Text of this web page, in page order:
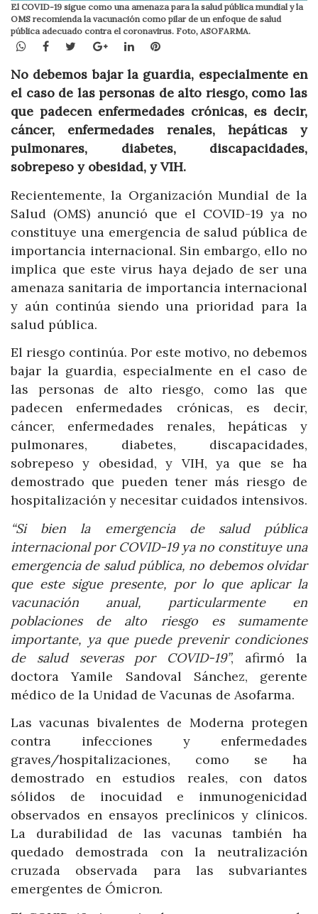
El COVID-19 sigue como una amenaza para la salud pública mundial y la
OMS recomienda la vacunación como pilar de un enfoque de salud
pública adecuado contra el coronavirus. Foto, ASOFARMA.
WhatsApp
Facebook
TwitterGoogle+LinkedInPinterest
No debemos bajar la guardia, especialmente en
el caso de las personas de alto riesgo, como las
que padecen enfermedades crónicas, es decir,
cáncer, enfermedades renales, hepáticas y
pulmonares, diabetes, discapacidades,
sobrepeso y obesidad, y VIH.
Recientemente, la Organización Mundial de la
Salud (OMS) anunció que el COVID-19 ya no
constituye una emergencia de salud pública de
importancia internacional. Sin embargo, ello no
implica que este virus haya dejado de ser una
amenaza sanitaria de importancia internacional
y aún continúa siendo una prioridad para la
salud pública.
El riesgo continúa. Por este motivo, no debemos
bajar la guardia, especialmente en el caso de
las personas de alto riesgo, como las que
padecen enfermedades crónicas, es decir,
cáncer, enfermedades renales, hepáticas y
pulmonares, diabetes, discapacidades,
sobrepeso y obesidad, y VIH, ya que se ha
demostrado que pueden tener más riesgo de
hospitalización y necesitar cuidados intensivos.
“Si bien la emergencia de salud pública
internacional por COVID-19 ya no constituye una
emergencia de salud pública, no debemos olvidar
que este sigue presente, por lo que aplicar la
vacunación anual, particularmente en
poblaciones de alto riesgo es sumamente
importante, ya que puede prevenir condiciones
de salud severas por COVID-19”, afirmó la
doctora Yamile Sandoval Sánchez, gerente
médico de la Unidad de Vacunas de Asofarma.
Las vacunas bivalentes de Moderna protegen
contra infecciones y enfermedades
graves/hospitalizaciones, como se ha
demostrado en estudios reales, con datos
sólidos de inocuidad e inmunogenicidad
observados en ensayos preclínicos y clínicos.
La durabilidad de las vacunas también ha
quedado demostrada con la neutralización
cruzada observada para las subvariantes
emergentes de Ómicron.